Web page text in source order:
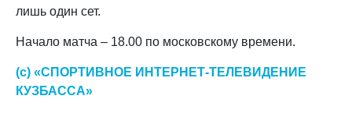
лишь один сет.
Начало матча – 18.00 по московскому времени.
(с) «СПОРТИВНОЕ ИНТЕРНЕТ-ТЕЛЕВИДЕНИЕ
КУЗБАССА»